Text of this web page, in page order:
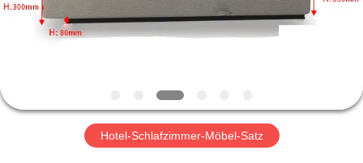
PRODUKTE
VR-
Hotel-Schlafzimmer-Möbel-Satz